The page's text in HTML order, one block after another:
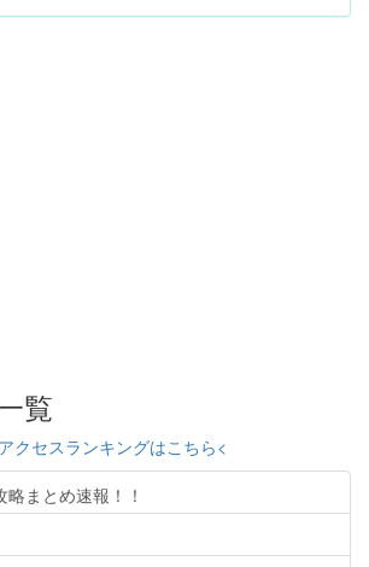
覧
クセスランキングはこちら<
まとめ速報！！